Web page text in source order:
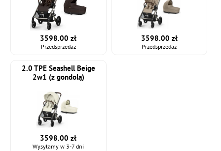
3598.00 zł
Przedsprzedaż
3598.00 zł
Przedsprzedaż
2.0 TPE Seashell Beige
2w1 (z gondolą)
3598.00 zł
Wysyłamy w 3-7 dni